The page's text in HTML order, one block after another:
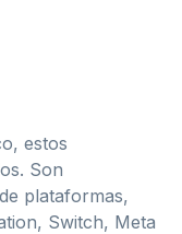
estos
Son
plataformas,
Switch, Meta